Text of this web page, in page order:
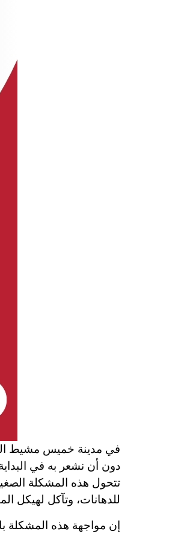
في مدينة خميس مشيط
دون أن نشعر به في
تتحول هذه المشكلة
للدهانات، وتآكل لهيكل
إن مواجهة هذه المشكلة